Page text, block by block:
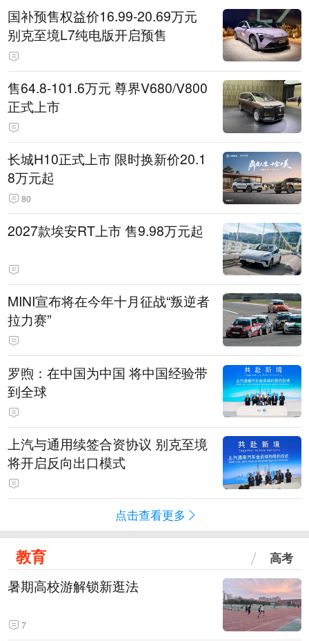
国补预售权益价16.99-20.69万元
别克至境L7纯电版开启预售
售64.8-101.6万元 尊界V680/V800
正式上市
长城H10正式上市 限时换新价20.1
8万元起
80
2027款埃安RT上市 售9.98万元起
MINI宣布将在今年十月征战“叛逆者
拉力赛”
罗煦：在中国为中国 将中国经验带
到全球
上汽与通用续签合资协议 别克至境
将开启反向出口模式
点击查看更多
教育 高考
暑期高校游解锁新逛法
7